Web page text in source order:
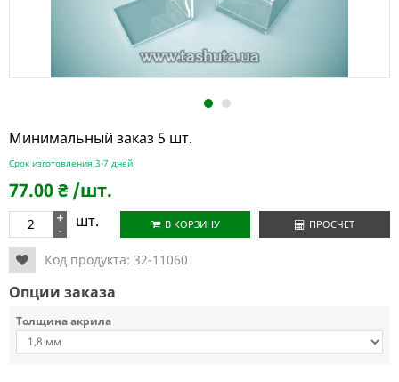
1 2
Минимальный заказ 5 шт.
Срок изготовления 3-7 дней
77.00₴ /шт.
+
- шт. В КОРЗИНУ ПРОСЧЕТ
Код продукта: 32-11060
Опции заказа
Толщина акрила